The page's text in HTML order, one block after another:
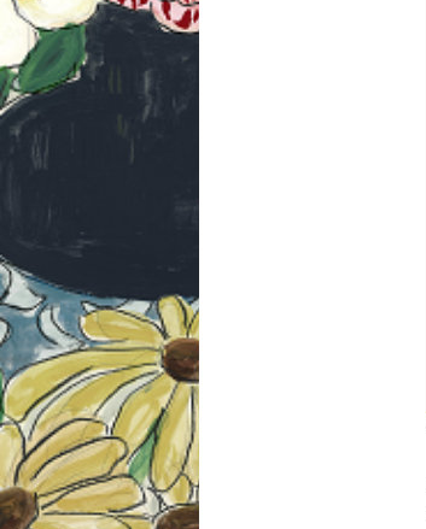
COPYRIGHT © KEITA MARUYAMA.
ALL RIGHTS RESERVED.